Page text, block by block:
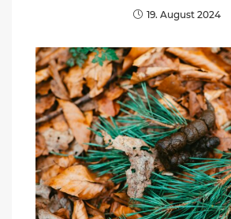
19. August 2024